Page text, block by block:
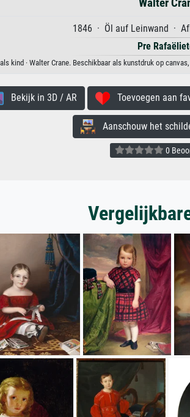
1846 · Öl auf Leinwand ·
Pre
kind · Walter Crane. Beschikbaar als kunstdruk op
Bekijk in 3D / AR Toevoegen aan
Aanschouw het
0